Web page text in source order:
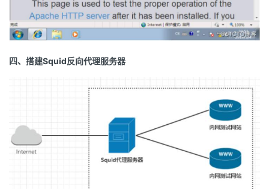
四、搭建Squid反向代理服务器